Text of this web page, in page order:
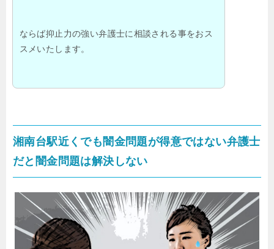
ならば抑止力の強い弁護士に相談される事をおス
スメいたします。
湘南台駅近くでも闇金問題が得意ではない弁護士
だと闇金問題は解決しない